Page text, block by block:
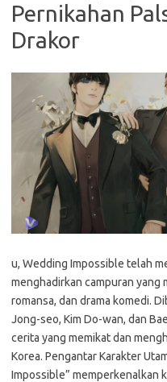
Pernikahan
Drakor
u, Wedding Impossible telah
menghadirkan campuran yang
romansa, dan drama komedi.
Jong-seo, Kim Do-wan, dan
cerita yang memikat dan
Korea. Pengantar Karakter
Impossible” memperkenalkan